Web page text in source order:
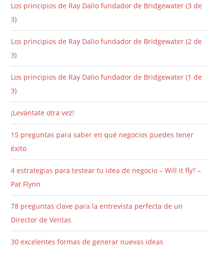
Los principios de Ray Dalio fundador de Bridgewater (3 de
3)
Los principios de Ray Dalio fundador de Bridgewater (2 de
3)
Los principios de Ray Dalio fundador de Bridgewater (1 de
3)
¡Levántate otra vez!
15 preguntas para saber en qué negocios puedes tener
éxito
4 estrategias para testear tu idea de negocio – Will it fly? –
Pat Flynn
78 preguntas clave para la entrevista perfecta de un
Director de Ventas
30 excelentes formas de generar nuevas ideas